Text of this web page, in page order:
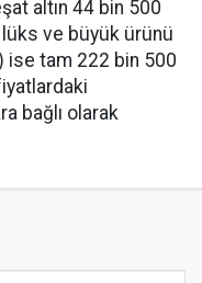
altın 44 bin 500
lüks ve büyük ürünü
ise tam 222 bin 500
bağlı olarak